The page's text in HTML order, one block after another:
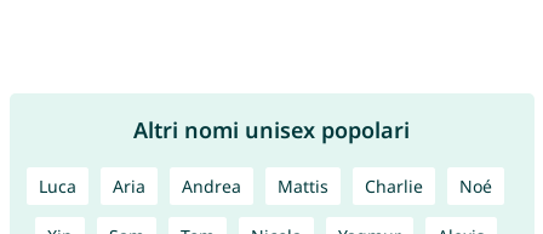
Altri nomi unisex popolari
Luca Aria Andrea Mattis Charlie Noé